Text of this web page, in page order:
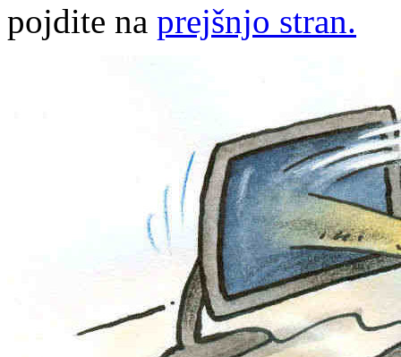
pojdite na prejšnjo stran.